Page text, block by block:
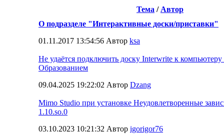
Тема / Автор
О подразделе "Интерактивные доски/приставки"
01.11.2017 13:54:56 Автор ksa
Не удаётся подключить доску Interwrite к компьютеру
Образованием
09.04.2025 19:22:02 Автор Dzang
Mimo Studio при установке Неудовлетворенные
1.10.so.0
03.10.2023 10:21:32 Автор igorigor76